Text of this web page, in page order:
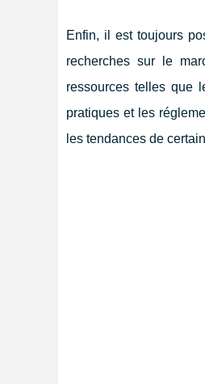
Enfin, il est toujours
recherches sur le
ressources telles que
pratiques et les
les tendances de